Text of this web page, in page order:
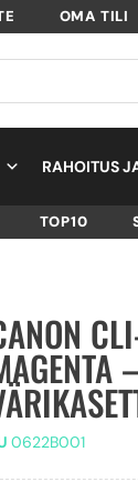
OMA TILI
RAHOITUS
TOP10
0622B001